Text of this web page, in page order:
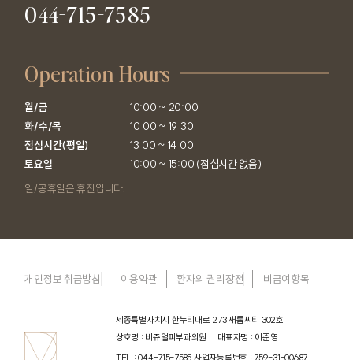
044-715-7585
Operation Hours
월/금
화/수/목
점심시간(평일)
토요일
10:00 ~ 20:00
10:00 ~ 19:30
13:00 ~ 14:00
10:00 ~ 15:00 (점심시간 없음)
일/공휴일은 휴진입니다.
개인정보 취급방침 이용약관 환자의 권리장전 비급여항목
세종특별자치시 한누리대로 273 새롬씨티 302호
상호명 : 비쥬얼피부과의원
대표자명 : 이준영
TEL : 044-715-7585 사업자등록번호 : 759-31-00687